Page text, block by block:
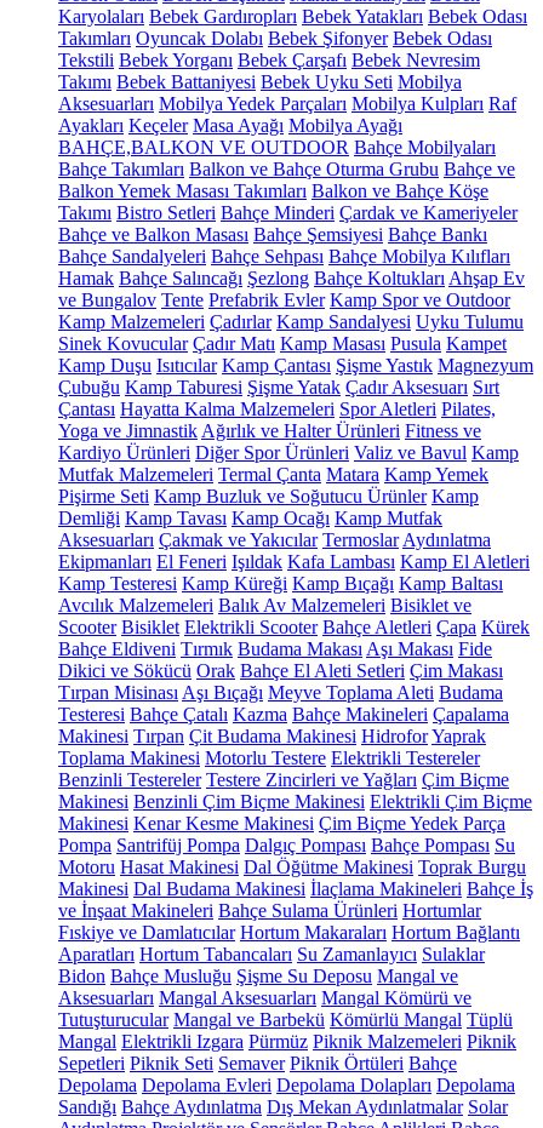
Karyolaları Bebek Gardıropları Bebek Yatakları Bebek Odası
Takımları Oyuncak Dolabı Bebek Şifonyer Bebek Odası
Tekstili Bebek Yorganı Bebek Çarşafı Bebek Nevresim
Takımı Bebek Battaniyesi Bebek Uyku Seti Mobilya
Aksesuarları Mobilya Yedek Parçaları Mobilya Kulpları Raf
Ayakları Keçeler Masa Ayağı Mobilya Ayağı
BAHÇE,BALKON VE OUTDOOR Bahçe Mobilyaları
Bahçe Takımları Balkon ve Bahçe Oturma Grubu Bahçe ve
Balkon Yemek Masası Takımları Balkon ve Bahçe Köşe
Takımı Bistro Setleri Bahçe Minderi Çardak ve Kameriyeler
Bahçe ve Balkon Masası Bahçe Şemsiyesi Bahçe Bankı
Bahçe Sandalyeleri Bahçe Sehpası Bahçe Mobilya Kılıfları
Hamak Bahçe Salıncağı Şezlong Bahçe Koltukları Ahşap Ev
ve Bungalov Tente Prefabrik Evler Kamp Spor ve Outdoor
Kamp Malzemeleri Çadırlar Kamp Sandalyesi Uyku Tulumu
Sinek Kovucular Çadır Matı Kamp Masası Pusula Kampet
Kamp Duşu Isıtıcılar Kamp Çantası Şişme Yastık Magnezyum
Çubuğu Kamp Taburesi Şişme Yatak Çadır Aksesuarı Sırt
Çantası Hayatta Kalma Malzemeleri Spor Aletleri Pilates,
Yoga ve Jimnastik Ağırlık ve Halter Ürünleri Fitness ve
Kardiyo Ürünleri Diğer Spor Ürünleri Valiz ve Bavul Kamp
Mutfak Malzemeleri Termal Çanta Matara Kamp Yemek
Pişirme Seti Kamp Buzluk ve Soğutucu Ürünler Kamp
Demliği Kamp Tavası Kamp Ocağı Kamp Mutfak
Aksesuarları Çakmak ve Yakıcılar Termoslar Aydınlatma
Ekipmanları El Feneri Işıldak Kafa Lambası Kamp El Aletleri
Kamp Testeresi Kamp Küreği Kamp Bıçağı Kamp Baltası
Avcılık Malzemeleri Balık Av Malzemeleri Bisiklet ve
Scooter Bisiklet Elektrikli Scooter Bahçe Aletleri Çapa Kürek
Bahçe Eldiveni Tırmık Budama Makası Aşı Makası Fide
Dikici ve Sökücü Orak Bahçe El Aleti Setleri Çim Makası
Tırpan Misinası Aşı Bıçağı Meyve Toplama Aleti Budama
Testeresi Bahçe Çatalı Kazma Bahçe Makineleri Çapalama
Makinesi Tırpan Çit Budama Makinesi HidroforYaprak
Toplama Makinesi Motorlu Testere Elektrikli Testereler
Benzinli Testereler Testere Zincirleri ve Yağları Çim Biçme
Makinesi Benzinli Çim Biçme Makinesi Elektrikli Çim Biçme
Makinesi Kenar Kesme Makinesi Çim Biçme Yedek Parça
Pompa Santrifüj Pompa Dalgıç Pompası Bahçe Pompası Su
Motoru Hasat Makinesi Dal Öğütme Makinesi Toprak Burgu
Makinesi Dal Budama Makinesi İlaçlama Makineleri Bahçe İş
ve İnşaat Makineleri Bahçe Sulama Ürünleri Hortumlar
Fıskiye ve Damlatıcılar Hortum Makaraları Hortum Bağlantı
Aparatları Hortum Tabancaları Su Zamanlayıcı Sulaklar
Bidon Bahçe Musluğu Şişme Su Deposu Mangal ve
Aksesuarları Mangal Aksesuarları Mangal Kömürü ve
Tutuşturucular Mangal ve Barbekü Kömürlü Mangal Tüplü
Mangal Elektrikli Izgara Pürmüz Piknik Malzemeleri Piknik
Sepetleri Piknik Seti Semaver Piknik Örtüleri Bahçe
Depolama Depolama Evleri Depolama Dolapları Depolama
Sandığı Bahçe Aydınlatma Dış Mekan Aydınlatmalar Solar